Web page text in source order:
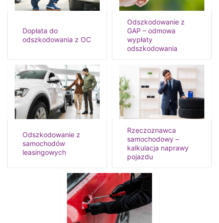
Dopłata do
odszkodowania z OC
Odszkodowanie z
GAP – odmowa
wypłaty
odszkodowania
Odszkodowanie z
samochodów
leasingowych
Rzeczoznawca
samochodowy –
kalkulacja naprawy
pojazdu